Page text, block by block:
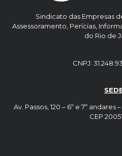
Sindicato das Empresas
Assessoramento, Perícias,
do Rio de
CNPJ:
Av. Passos, 120 – 6º e 7º
CEP